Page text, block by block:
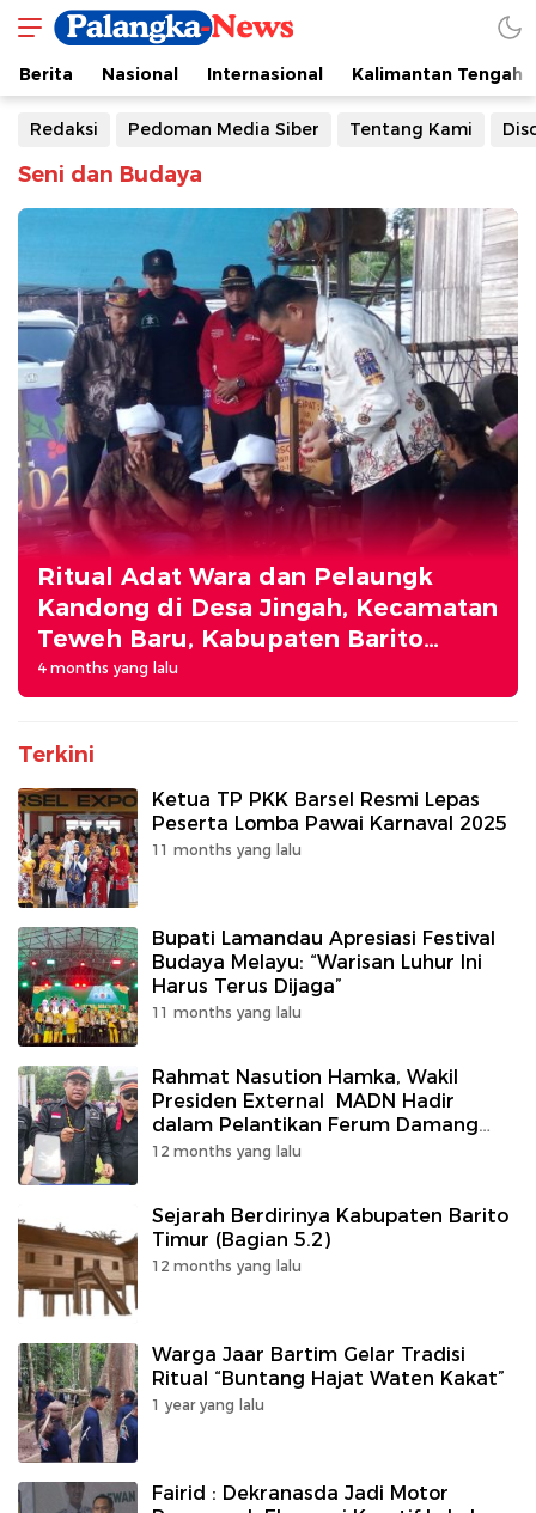
Berita Nasional Internasional Kalimantan Tengah
Redaksi Pedoman Media Siber Tentang Kami
Seni dan Budaya
Ritual Adat Wara dan Pelaungk
Kandong di Desa Jingah, Kecamatan
Teweh Baru, Kabupaten Barito
Utara, Kal-teng.
4 months yang lalu
Terkini
Ketua TP PKK Barsel Resmi Lepas
Peserta Lomba Pawai Karnaval 2025
11 months yang lalu
Bupati Lamandau Apresiasi Festival
Budaya Melayu: “Warisan Luhur Ini
Harus Terus Dijaga”
11 months yang lalu
Rahmat Nasution Hamka, Wakil
Presiden External MADN Hadir
dalam Pelantikan Ferum Damang
dan Batamad Kalimantan Tengah
12 months yang lalu
Sejarah Berdirinya Kabupaten Barito
Timur (Bagian 5.2)
12 months yang lalu
Warga Jaar Bartim Gelar Tradisi
Ritual “Buntang Hajat Waten Kakat”
1 year yang lalu
Fairid : Dekranasda Jadi Motor